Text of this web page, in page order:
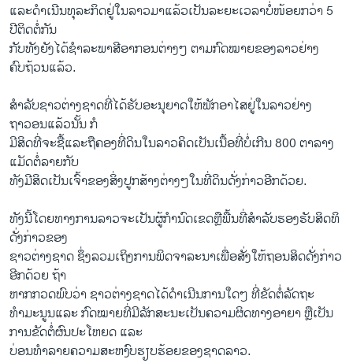
ແລະດໍາເນີນທຸລະກິດຢູ່ໃນລາວມາແລ້ວເປັນລະຍະເວລາບໍ່ໜ້ອຍກວ່າ 5
ປີຕິດຕໍ່ກັນ
ກັບທັງຍັງໄດ້ຊໍາລະພາສີອາກອນຕ່າງໆ ຕາມກົດໝາຍຂອງລາວຢ່າງ
ຄົບຖ້ວນແລ້ວ.
ສໍາລັບຊາວຕ່າງຊາດທີ່ໄດ້ຮັບອະນຸຍາດໃຫ້ພັກອາໄສຢູ່ໃນລາວຢ່າງ
ຖາວອນແລ້ວນັ້ນ ກໍ
ມີສິດທີ່ຈະຊື້ແລະຖືຄອງທີ່ດິນໃນລາວຄິດເປັນເນື້ອທີ່ບໍ່ເກີນ 800 ຕາລາງ
ແມັດຕໍ່ລາຍກັບ
ທັງມີສິດເປັນເຈົ້າຂອງສິ່ງປູກສ້າງຕ່າງໆໃນທີ່ດິນດັ່ງກ່າວອີກດ້ວຍ.
ທັງນີ້ໂດຍທາງການລາວຈະເປັນຜູ້ກໍານົດເຂດຫຼືພື້ນທີ່ສໍາລັບຮອງຮັບສິດທິ
ດັ່ງກ່າວຂອງ
ຊາວຕ່າງຊາດ ຊຶ່ງລວມເຖິງການພິດຈາລະນາເພື່ອສັ່ງໃຫ້ຖອນສິດດັ່ງກ່າວ
ອີກດ້ວຍ ຖ້າ
ຫາກກວດພົບວ່າ ຊາວຕ່າງຊາດໄດ້ດໍາເນີນການໃດໆ ທີ່ຂັດຕໍ່ລັດຖະ
ທໍາມະນູນແລະ ກົດໝາຍທີ່ມີລັກສະນະເປັນຄວາມຜິດທາງອາຍາ ຫຼືເປັນ
ການຂັດຕໍ່ຜົນປະໂຫຍດ ແລະ
ບ່ອນທໍາລາຍຄວາມສະຫງົບຮຽບຮ້ອຍຂອງຊາດລາວ.